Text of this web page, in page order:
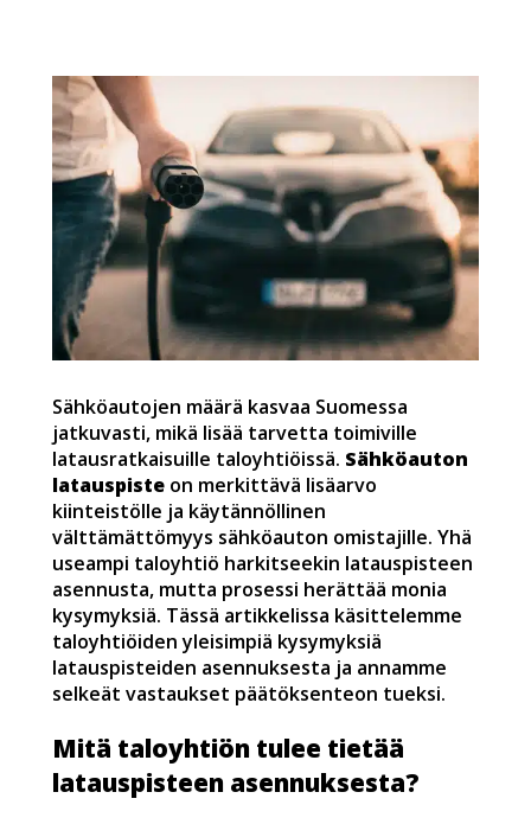
Sähköautojen määrä kasvaa Suomessa
jatkuvasti, mikä lisää tarvetta toimiville
latausratkaisuille taloyhtiöissä. Sähköauton
latauspiste on merkittävä lisäarvo
kiinteistölle ja käytännöllinen
välttämättömyys sähköauton omistajille. Yhä
useampi taloyhtiö harkitseekin latauspisteen
asennusta, mutta prosessi herättää monia
kysymyksiä. Tässä artikkelissa käsittelemme
taloyhtiöiden yleisimpiä kysymyksiä
latauspisteiden asennuksesta ja annamme
selkeät vastaukset päätöksenteon tueksi.
Mitä taloyhtiön tulee tietää
latauspisteen asennuksesta?